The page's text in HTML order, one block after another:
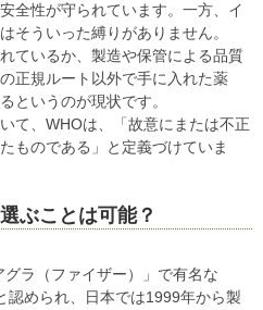
全性が守られています。一方、イ
そういった縛りがありません。
ているか、製造や保管による品質
正規ルート以外で手に入れた薬
というのが現状です。
て、WHOは、「故意にまたは不正
ものである」と定義づけていま
ぶことは可能？
ラ（ファイザー）」で有名な
認められ、日本では1999年から製